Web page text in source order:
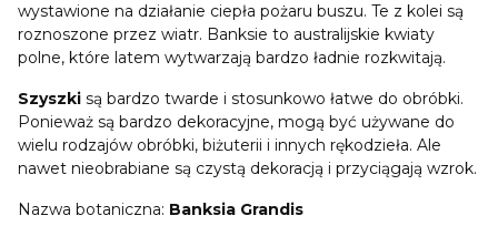
wystawione na działanie ciepła pożaru buszu. Te z kolei są
roznoszone przez wiatr. Banksie to australijskie kwiaty
polne, które latem wytwarzają bardzo ładnie rozkwitają.
Szyszki są bardzo twarde i stosunkowo łatwe do obróbki.
Ponieważ są bardzo dekoracyjne, mogą być używane do
wielu rodzajów obróbki, biżuterii i innych rękodzieła. Ale
nawet nieobrabiane są czystą dekoracją i przyciągają wzrok.
Nazwa botaniczna: Banksia Grandis